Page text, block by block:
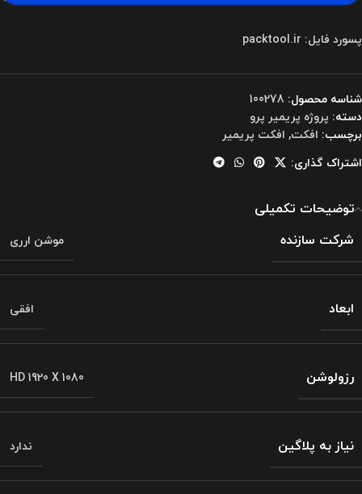
پسورد فایل: packtool.ir
شناسه محصول: 100278
دسته: پروژه پریمیر پرو
برچسب: افکت, افکت پریمیر
اشتراک گذاری:
توضیحات تکمیلی
شرکت سازنده
موشن ارری
ابعاد افقی
رزولوشن HD 1920 X 1080
نیاز به پلاگین ندارد